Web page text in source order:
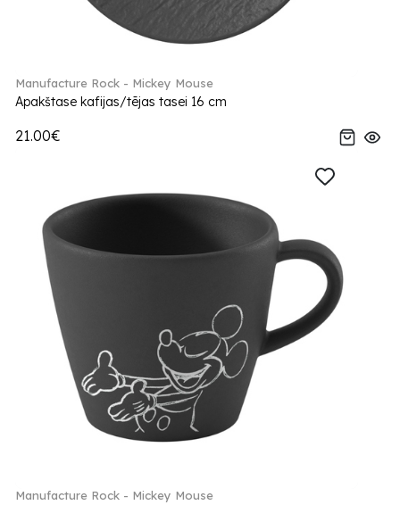
Manufacture Rock - Mickey Mouse
Apakštase kafijas/tējas tasei 16 cm
21.00€
Manufacture Rock - Mickey Mouse